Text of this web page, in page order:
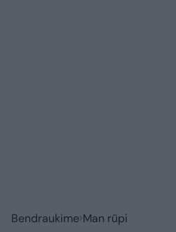
Bendraukime Man rūpi